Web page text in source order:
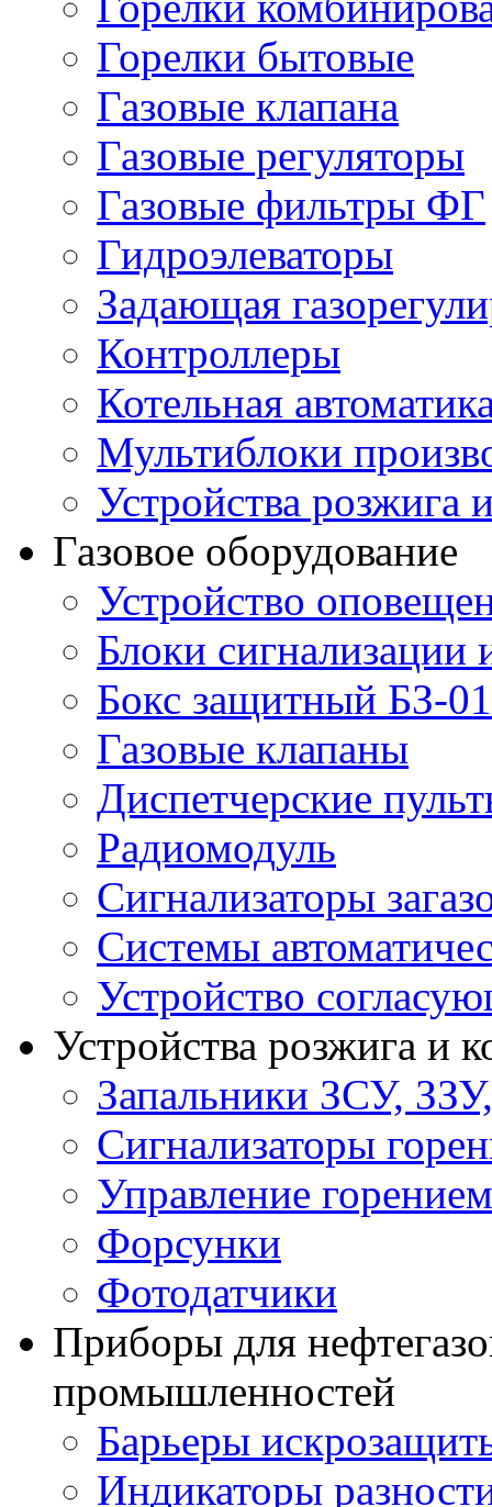
Горелки бытовые
Газовые клапана
Газовые регуляторы
Газовые фильтры ФГ
Гидроэлеваторы
Задающая
Контроллеры
Котельная
Мультиблоки
Устройства розжига
Газовое оборудование
Устройство
Блоки сигнализации
Бокс защитный БЗ-01
Газовые клапаны
Диспетчерские
Радиомодуль
Сигнализаторы
Системы
Устройство
Устройства розжига и
Запальники ЗСУ,
Сигнализаторы
Управление горением
Форсунки
Фотодатчики
Приборы для
промышленностей
Барьеры
Индикаторы